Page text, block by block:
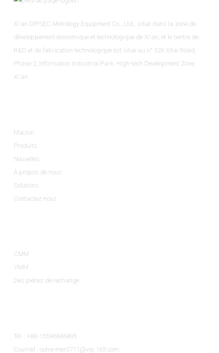
Xi'an DIPSEC Metrology Equipment Co., Ltd., situé dans la zone de
développement économique et technologique de Xi'an, et le centre de
R&D et de fabrication technologique est situé au n° 526 Xitai Road,
Phase 2, Information Industrial Park, High-tech Development Zone,
Xi'an.
Maison
Produits
Nouvelles
À propos de nous
Solutions
Contactez-nous
CMM
VMM
Des pièces de rechange
Tél. : +86-15596686895
Courriel : outre-mer0711@vip.163.com